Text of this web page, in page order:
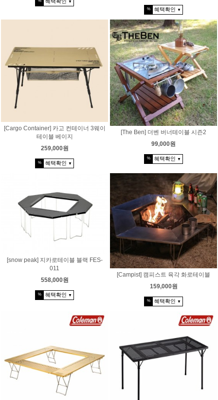
▼
%
혜택확인 ▼
[Cargo Container] 카고 컨테이너 3웨이
테이블 베이지
259,000원
% 혜택확인 ▼
[The Ben] 더벤 버너테이블 시즌2
99,000원
% 혜택확인 ▼
[snow peak] 지카로테이블 블랙 FES-
011
558,000원
% 혜택확인 ▼
[Campist] 캠피스트 육각 화로테이블
159,000원
% 혜택확인 ▼